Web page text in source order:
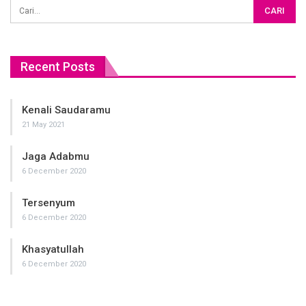
untuk konfirmasi donasi : SMS/WA : 0811 688 1515 ( Cut
Dewi Ummu Muhammad ) atau 085836677889 (Vivie)
Recent Posts
Kenali Saudaramu
21 May 2021
Jaga Adabmu
6 December 2020
Tersenyum
6 December 2020
Khasyatullah
6 December 2020